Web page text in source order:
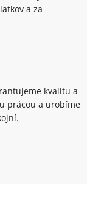
a za
kvalitu a
prácou a urobíme